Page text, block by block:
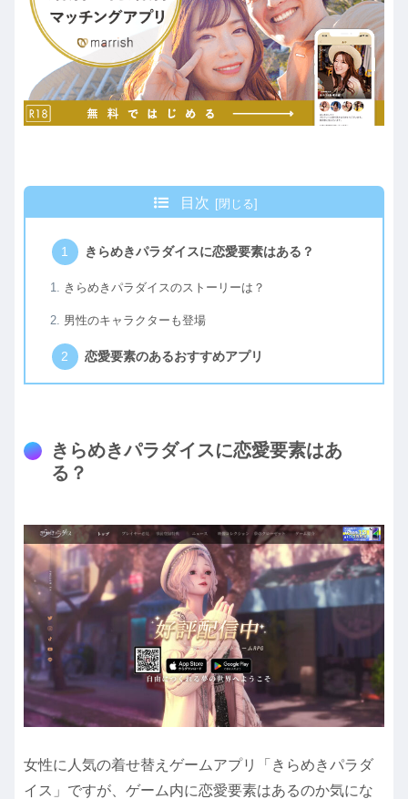
目次
きらめきパラダイスに恋愛要素はある？
きらめきパラダイスのストーリーは？
男性のキャラクターも登場
恋愛要素のあるおすすめアプリ
きらめきパラダイスに恋愛要素はあ
る？
女性に人気の着せ替えゲームアプリ「きらめきパラダ
イス」ですが、ゲーム内に恋愛要素はあるのか気にな